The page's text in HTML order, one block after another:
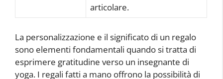
articolare.
La personalizzazione e il significato di un regalo
sono elementi fondamentali quando si tratta di
esprimere gratitudine verso un insegnante di
yoga. I regali fatti a mano offrono la possibilità di